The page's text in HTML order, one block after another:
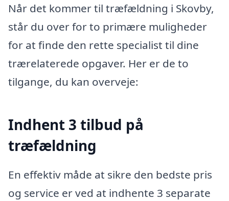
Når det kommer til træfældning i Skovby,
står du over for to primære muligheder
for at finde den rette specialist til dine
trærelaterede opgaver. Her er de to
tilgange, du kan overveje:
Indhent 3 tilbud på
træfældning
En effektiv måde at sikre den bedste pris
og service er ved at indhente 3 separate